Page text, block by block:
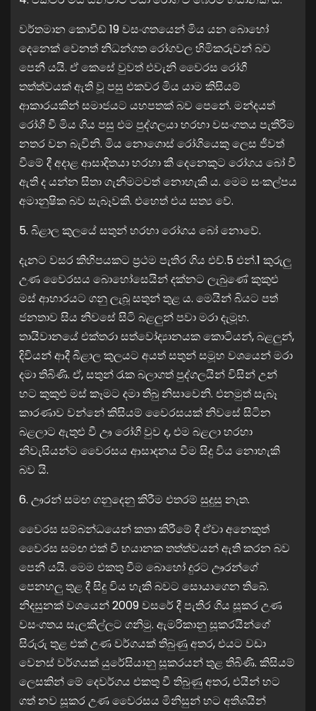
වර්තමාන කොවිඩ් 19 වසංගතයෙන් මිය යන බොහෝ
දෙනෙක් වෙනත් නිධන්ගත රෝගවල හිමිකරුවන් බව
පෙනී යයි. ඒ කෙසේ වුවත් එවැනි වෛරස රෝගී
තත්ත්වයක් ඇති වූ පසු එකවර මිය යාම කිසියම්
ආකාරයකින් සමාජයට යහපතක් බව පෙනේ. මන්දයත්
රෝගී වී මිය ගිය පසු එම පුද්ගලයා හරහා වසංගතය පැතිරීම
නතර වන බැවිනි. මිය නොගොස් රෝගියෙකු ලෙස ජීවත්
වීමේ දී අදාළ ආසාදිතයා හරහා කී දෙනෙකුට රෝගය බෝ වී
ඇති ද යන්න සිතා ගැනීමටවත් නොහැකි ය. මෙම සංකල්පය
අමානුෂික බව සැබෑවකි. එහෙත් එය සත්‍ය වේ.
5. බිළාල කුලයේ සතුන් හරහා රෝගය බෝ නොවේ.
දැනට වසර කිහිපයකට ප්‍රථම පැතිර ගිය එච්.5 එන්.1 කුරුලු
උණ වෛරසය බොහෝසෙයින් දක්නට ලැබුණේ කුකුළු
මස් ආහාරයට ගනු ලැබූ සතුන් තුළ ය. මෙයින් බියට පත්
ජනතාව සිය නිවසේ සිටි බළලුන් පවා මරා දැමූහ.
තායිවානයේ එක්තරා සත්වෝද්‍යානයක කොටියන්, බළලුන්,
දිවියන් ආදී බිළාල කුලයට අයත් සතුන් සමූහ වශයෙන් මරා
දමා තිබිණි. ඒ, සතුන් රැක බලාගත් පුද්ගලයින් විසින් උන්
හට කුකුළු මස් කෑමට දමා තිබු නිසාවෙනි. එනමුත් සැබෑ
කාරණාව වන්නේ කිසියම් වෛරසයක් නිවසේ සිටින
බළලාට ඇතුළු වී ඌ රෝගී වුව ද, එම බළලා හරහා
නිවැසියන්ට වෛරසය ආසාදනය වීම සිදු විය නොහැකි
බව යි.
6. ඌරන් සමඟ ගනුදෙනු කිරීම එතරම් සුදුසු නැත.
වෛරස සම්බන්ධයෙන් කතා කිරීමේ දී ඒවා අනෙකුත්
වෛරස සමඟ එක් වී භයානක තත්ත්වයන් ඇති කරන බව
පෙනී යයි. මෙම එකතු වීම බොහෝ දුරට ඌරන්ගේ
පෙනහලු තුළ දී සිදු විය හැකි බවට සොයාගෙන තිබේ.
නිදසුනක් වශයෙන් 2009 වසරේ දී පැතිර ගිය සූකර උණ
වසංගතය සැලකිල්ලට ගනිමු. ඇමරිකානු සූකරයින්ගේ
සිරුරු තුළ එක් උණ වර්ගයක් තිබුණු අතර, එයට වඩා
වෙනස් වර්ගයක් යුරේසියානු සූකරයන් තුළ තිබිණි. කිසියම්
ලෙසකින් මේ දෙවර්ගය එකතු වී තිබුණු අතර, එයින් හට
ගත් නව සූකර උණ වෛරසය මිනිසුන් හට අතිශයින්